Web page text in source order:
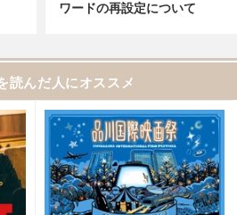
ワードの再設定について
読んだ人にオススメ